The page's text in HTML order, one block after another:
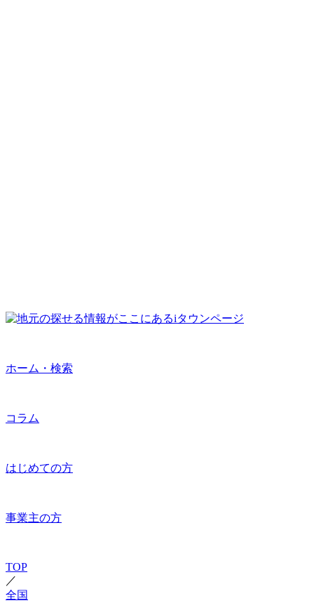
ホーム・検索
コラム
はじめての方
事業主の方
TOP
／
全国